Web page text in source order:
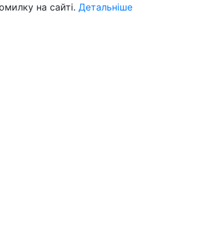
на сайті. Детальніше